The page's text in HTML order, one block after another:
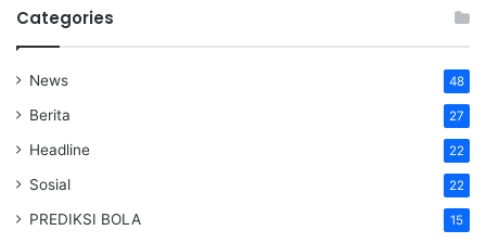
Categories
News 48
Berita 27
Headline 22
Sosial 22
PREDIKSI BOLA 15